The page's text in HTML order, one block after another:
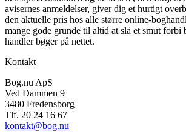
avisernes anmeldelser, giver dig et hurtigt
den aktuelle pris hos alle større online-
mange gode grunde til altid at slå et smut forbi
handler bøger på nettet.
Kontakt
Bog.nu ApS
Ved Dammen 9
3480 Fredensborg
Tlf. 20 24 16 67
kontakt@bog.nu